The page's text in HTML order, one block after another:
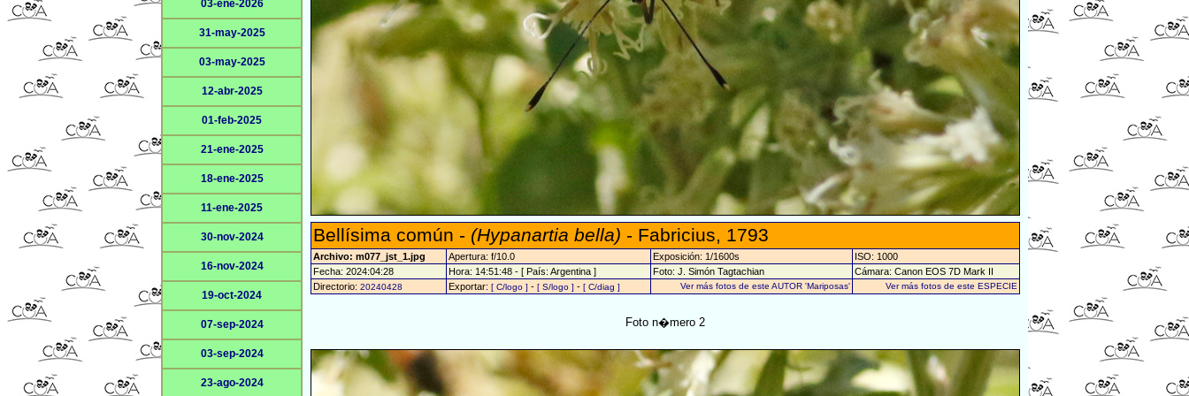
03-ene-2026
31-may-2025
03-may-2025
12-abr-2025
01-feb-2025
21-ene-2025
18-ene-2025
11-ene-2025
30-nov-2024
16-nov-2024
19-oct-2024
07-sep-2024
03-sep-2024
23-ago-2024
Bellísima común - (Hypanartia bella) - Fabricius, 1793
Archivo: m077_jst_1.jpg Apertura: f/10.0 Exposición: 1/1600s
ISO: 1000
Fecha: 2024:04:28
Hora: 14:51:48 - [ País: Argentina ] Foto: J. Simón Tagtachian
Cámara: Canon EOS 7D Mark II
Directorio: 20240428 Exportar: [ C/logo ] - [ S/logo ] - [ C/diag ] Ver más fotos de este AUTOR 'Mariposas' Ver más fotos de este ESPECIE
Foto n�mero 2